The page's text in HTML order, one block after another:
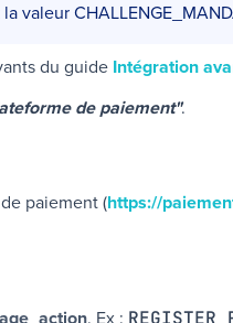
valeur
du guide Intégration
de paiement".
paiement (https://
. Ex :